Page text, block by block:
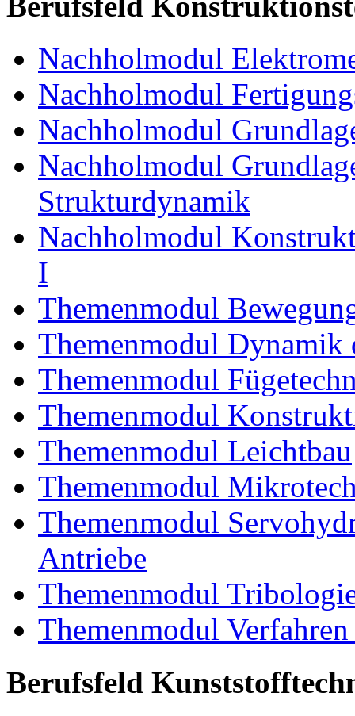
Nachholmodul
Nachholmodul
Nachholmodul
Nachholmodul
Strukturdynamik
Nachholmodul
I
Themenmodul
Themenmodul Dynamik
Themenmodul
Themenmodul
Themenmodul Leichtbau
Themenmodul
Themenmodul
Antriebe
Themenmodul
Themenmodul
Berufsfeld